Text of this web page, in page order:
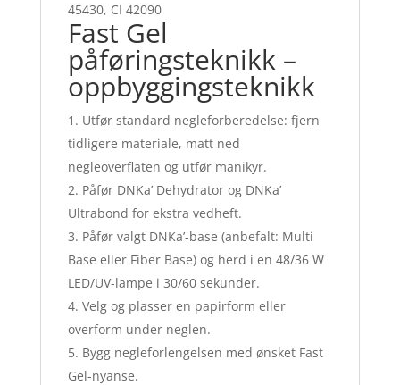
45430, CI 42090
Fast Gel
påføringsteknikk –
oppbyggingsteknikk
Utfør standard negleforberedelse: fjern
tidligere materiale, matt ned
negleoverflaten og utfør manikyr.
Påfør DNKa’ Dehydrator og DNKa’
Ultrabond for ekstra vedheft.
Påfør valgt DNKa’-base (anbefalt: Multi
Base eller Fiber Base) og herd i en 48/36 W
LED/UV-lampe i 30/60 sekunder.
Velg og plasser en papirform eller
overform under neglen.
Bygg negleforlengelsen med ønsket Fast
Gel-nyanse.